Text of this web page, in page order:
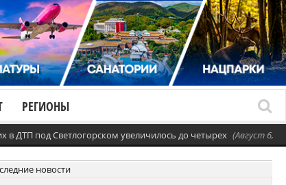
РЕГИОНЫ
в ДТП под Светлогорском увеличилось до четырех (Август 6,
новости